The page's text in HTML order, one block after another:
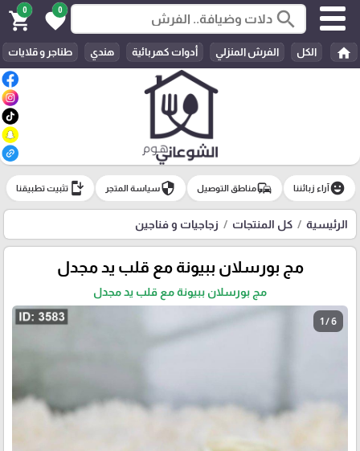
search
0
favorite
0
shopping_cart
home الكل الفرش المنزلي أدوات كهربائية هندي طناجر و قلايات
emoji_emotionsآراء زبائننا commuteمناطق التوصيل securityسياسة المتجر install_mobile تثبيت تطبيقنا
الرئيسية كل المنتجات زجاجيات و فناجين
مج بورسلان ببيونة مع قلب يد مجدل
مج بورسلان ببيونة مع قلب يد مجدل
1 / 6